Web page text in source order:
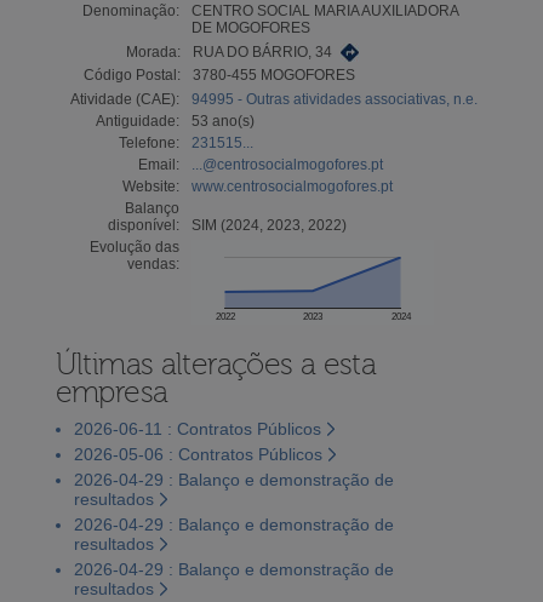
Denominação:
CENTRO SOCIAL MARIA AUXILIADORA
DE MOGOFORES
Morada:
RUA DO BÁRRIO, 34
Código Postal:
3780-455 MOGOFORES
Atividade (CAE):
94995 - Outras atividades associativas, n.e.
Antiguidade:
53 ano(s)
Telefone:
231515...
Email:
...@centrosocialmogofores.pt
Website:
www.centrosocialmogofores.pt
Balanço
disponível:
SIM (2024, 2023, 2022)
Evolução das
vendas:
2022 2023 2024
Últimas alterações a esta
empresa
2026-06-11 : Contratos Públicos
2026-05-06 : Contratos Públicos
2026-04-29 : Balanço e demonstração de
resultados
2026-04-29 : Balanço e demonstração de
resultados
2026-04-29 : Balanço e demonstração de
resultados